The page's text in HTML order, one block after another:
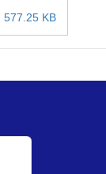
577.25 KB